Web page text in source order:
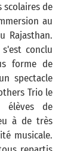
scolaires de
au
Rajasthan.
conclu
forme de
spectacle
Trio le
élèves de
à de très
musicale.